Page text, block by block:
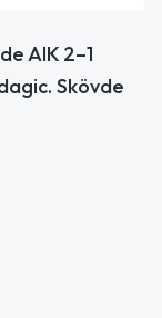
AIK 2–1
Skövde